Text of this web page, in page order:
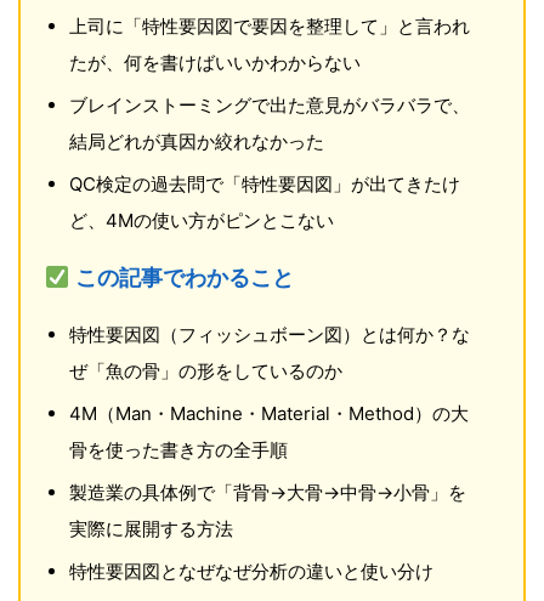
上司に「特性要因図で要因を整理して」と言われ
たが、何を書けばいいかわからない
ブレインストーミングで出た意見がバラバラで、
結局どれが真因か絞れなかった
QC検定の過去問で「特性要因図」が出てきたけ
ど、4Mの使い方がピンとこない
この記事でわかること
特性要因図（フィッシュボーン図）とは何か？な
ぜ「魚の骨」の形をしているのか
4M（Man・Machine・Material・Method）の大
骨を使った書き方の全手順
製造業の具体例で「背骨→大骨→中骨→小骨」を
実際に展開する方法
特性要因図となぜなぜ分析の違いと使い分け